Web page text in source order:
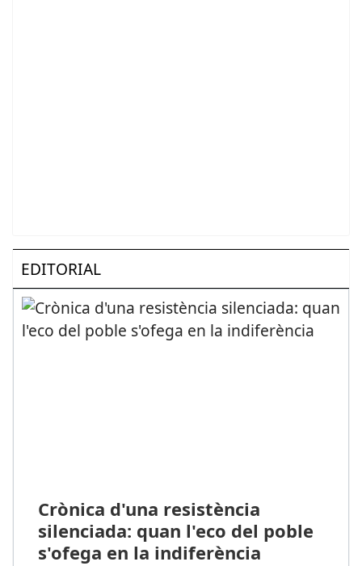
EDITORIAL
Crònica d'una resistència
silenciada: quan l'eco del poble
s'ofega en la indiferència